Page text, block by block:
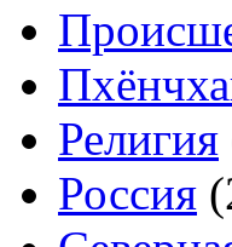
Религия
Россия